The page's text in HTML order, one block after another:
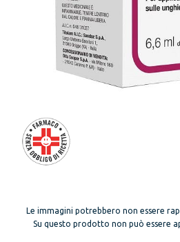
Le immagini potrebbero non essere
Su questo prodotto non può essere